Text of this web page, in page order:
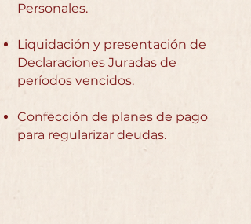
Personales.
Liquidación y presentación de
Declaraciones Juradas de
períodos vencidos.
Confección de planes de pago
para regularizar deudas.